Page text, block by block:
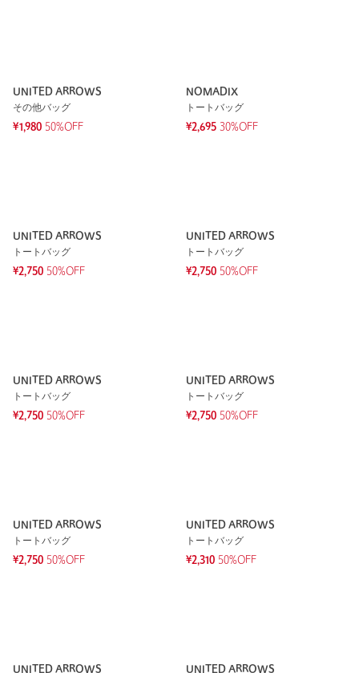
UNITED ARROWS
その他バッグ
¥1,980 50%OFF
NOMADIX
トートバッグ
¥2,695 30%OFF
UNITED ARROWS
トートバッグ
¥2,750 50%OFF
UNITED ARROWS
トートバッグ
¥2,750 50%OFF
UNITED ARROWS
トートバッグ
¥2,750 50%OFF
UNITED ARROWS
トートバッグ
¥2,750 50%OFF
UNITED ARROWS
トートバッグ
¥2,750 50%OFF
UNITED ARROWS
トートバッグ
¥2,310 50%OFF
UNITED ARROWS
UNITED ARROWS